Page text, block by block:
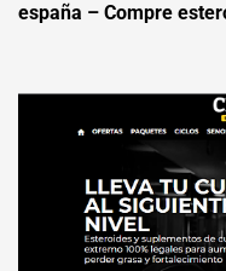
españa – Compre